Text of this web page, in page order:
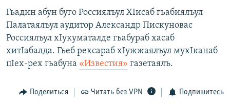
Гьадин абун буго Россиялъул ХIисаб гьабиялъул
Палатаялъул аудитор Александр Пискуновас
Россиялъул хIукуматалде гьабураб хасаб
хитIабалда. Гьеб рехсараб хIужжаялъул мухIканаб
цIех-рех гьабуна «Известия» газетаялъ.
Поделиться Читать без VPN Подпишитесь